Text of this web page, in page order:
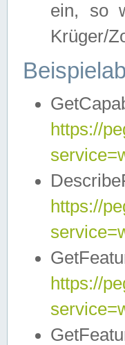
ein, so
Krüger/
https://
https://
https://